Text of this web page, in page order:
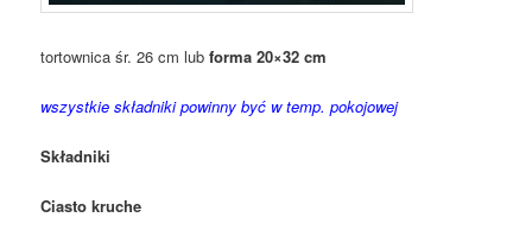
tortownica śr. 26 cm lubforma 20×32 cm
wszystkie składniki powinny być w temp. pokojowej
Składniki
Ciasto kruche